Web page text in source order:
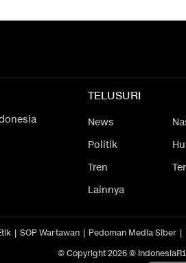
TELUSURI
News
Politik
Tren
Lainnya
SOP Wartawan Pedoman Media Siber
© Copyright 2026 ©